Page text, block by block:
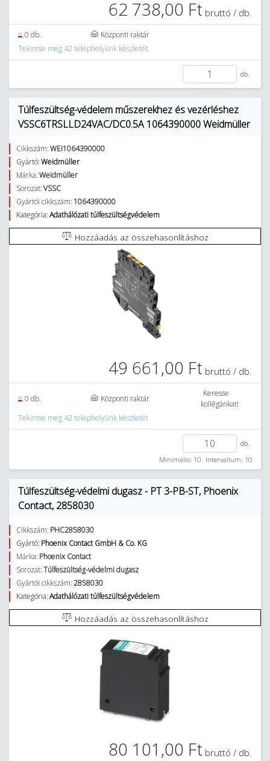
62 738,00 Ft bruttó / db.
0 db.
Központi raktár
Tekintse meg 42 telephelyünk készletét
db.
Túlfeszültség-védelem műszerekhez és vezérléshez
VSSC6TRSLLD24VAC/DC0.5A 1064390000 Weidmüller
Cikkszám:WEI1064390000
Gyártó:Weidmüller
Márka:Weidmüller
Sorozat:VSSC
Gyártói cikkszám: 1064390000
Kategória:Adathálózati túlfeszültségvédelem
Hozzáadás az összehasonlításhoz
49 661,00 Ft bruttó / db.
0 db. Központi raktár
Keresse
kollégánkat!
Tekintse meg 42 telephelyünk készletét
db.
Minimális: 10 Intervallum: 10
Túlfeszültség-védelmi dugasz - PT 3-PB-ST, Phoenix
Contact, 2858030
Cikkszám: PHC2858030
Gyártó: Phoenix Contact GmbH & Co. KG
Márka: Phoenix Contact
Sorozat:Túlfeszültség-védelmi dugasz
Gyártói cikkszám:2858030
Kategória:Adathálózati túlfeszültségvédelem
Hozzáadás az összehasonlításhoz
80 101,00 Ft bruttó / db.